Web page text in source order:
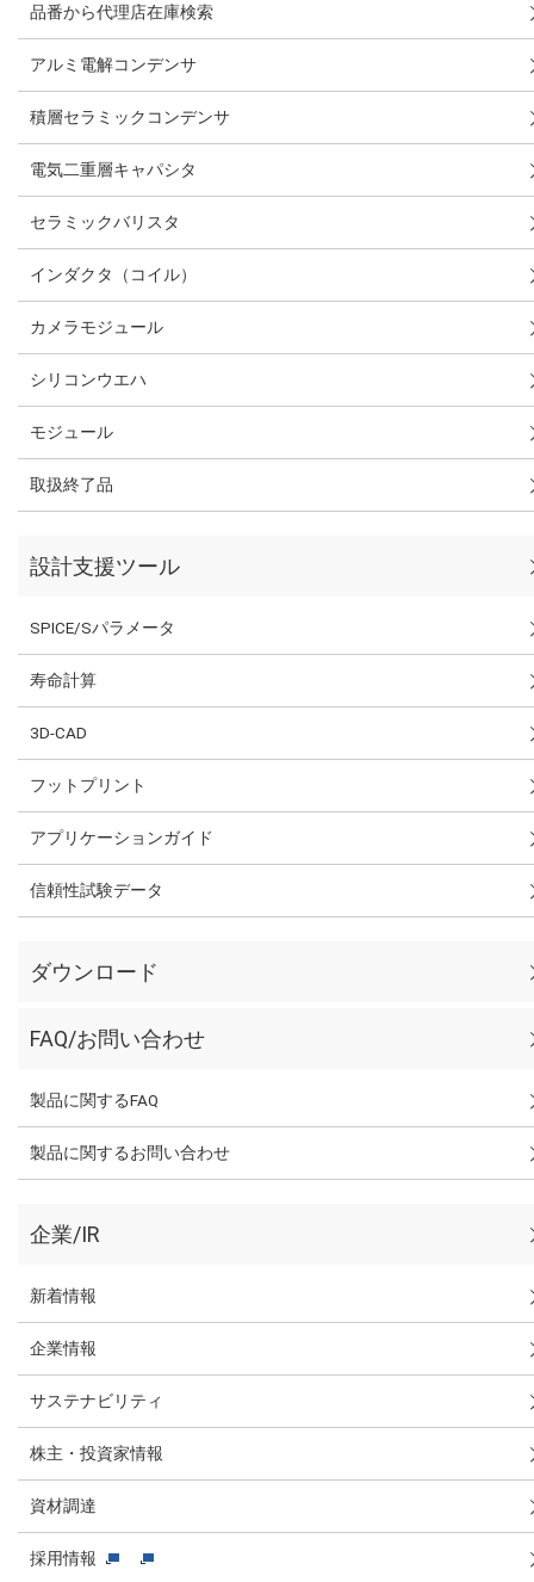
品番から代理店在庫検索
アルミ電解コンデンサ
積層セラミックコンデンサ
電気二重層キャパシタ
セラミックバリスタ
インダクタ（コイル）
カメラモジュール
シリコンウエハ
モジュール
取扱終了品
設計支援ツール
SPICE/Sパラメータ
寿命計算
3D-CAD
フットプリント
アプリケーションガイド
信頼性試験データ
ダウンロード
FAQ/お問い合わせ
製品に関するFAQ
製品に関するお問い合わせ
企業/IR
新着情報
企業情報
サステナビリティ
株主・投資家情報
資材調達
採用情報